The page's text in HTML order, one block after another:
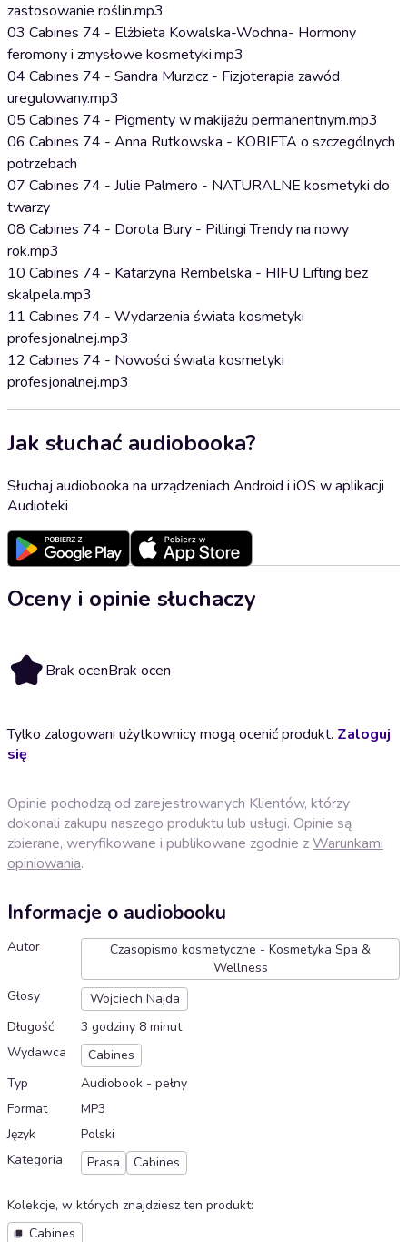
zastosowanie roślin.mp3
03 Cabines 74 - Elżbieta Kowalska-Wochna- Hormony
feromony i zmysłowe kosmetyki.mp3
04 Cabines 74 - Sandra Murzicz - Fizjoterapia zawód
uregulowany.mp3
05 Cabines 74 - Pigmenty w makijażu permanentnym.mp3
06 Cabines 74 - Anna Rutkowska - KOBIETA o szczególnych
potrzebach
07 Cabines 74 - Julie Palmero - NATURALNE kosmetyki do
twarzy
08 Cabines 74 - Dorota Bury - Pillingi Trendy na nowy
rok.mp3
10 Cabines 74 - Katarzyna Rembelska - HIFU Lifting bez
skalpela.mp3
11 Cabines 74 - Wydarzenia świata kosmetyki
profesjonalnej.mp3
12 Cabines 74 - Nowości świata kosmetyki
profesjonalnej.mp3
Jak słuchać audiobooka?
Słuchaj audiobooka na urządzeniach Android i iOS w aplikacji
Audioteki
Oceny i opinie słuchaczy
Brak ocenBrak ocen
Tylko zalogowani użytkownicy mogą ocenić produkt. Zaloguj
się
Opinie pochodzą od zarejestrowanych Klientów, którzy
dokonali zakupu naszego produktu lub usługi. Opinie są
zbierane, weryfikowane i publikowane zgodnie zWarunkami
opiniowania.
Informacje o audiobooku
Autor
Czasopismo kosmetyczne - Kosmetyka Spa &
Wellness
Głosy
Wojciech Najda
Długość
3 godziny 8 minut
Wydawca
Cabines
Typ
Audiobook - pełny
Format
MP3
Język
Polski
Kategoria
Prasa Cabines
Kolekcje, w których znajdziesz ten produkt:
Cabines